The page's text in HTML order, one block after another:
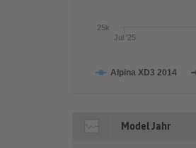
Alpina XD3 2014
Jul '25
25k
Model Jahr